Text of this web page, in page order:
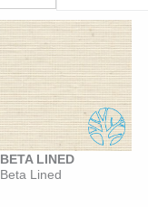
BETA LINED
Beta Lined